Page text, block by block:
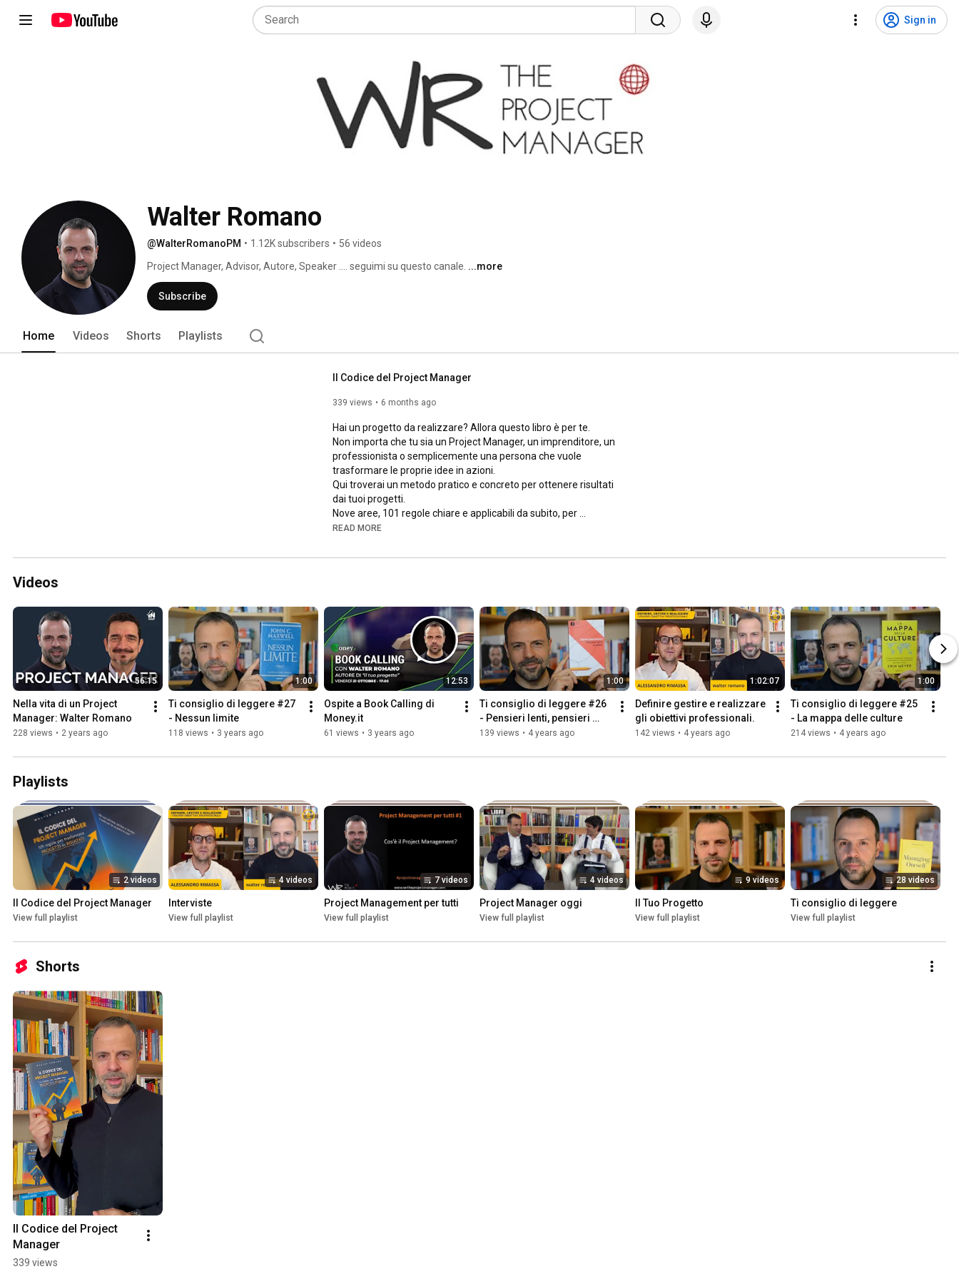
Sign in
Walter Romano
@WalterRomanoPM • 1.12K subscribers • 56 videos
Project Manager, Advisor, Autore, Speaker .... seguimi su questo canale. ...more
Subscribe
Home Videos Shorts Playlists
Il Codice del Project Manager
339 views 6 months ago
Hai un progetto da realizzare? Allora questo libro è per te.
Non importa che tu sia un Project Manager, un imprenditore, un
professionista o semplicemente una persona che vuole
trasformare le proprie idee in azioni.
Qui troverai un metodo pratico e concreto per ottenere risultati
dai tuoi progetti.
Nove aree, 101 regole chiare e applicabili da subito, per
organizzare il lavoro, creare relazioni e guidare le persone
Il codice del Project Manager non è un manuale tecnico, ma un
READ MORE
Videos
56:15
Nella vita di un Project
Manager: Walter Romano
228 views • 2 years ago
1:00
Ti consiglio di leggere #27
- Nessun limite
118 views • 3 years ago
12:53
Ospite a Book Calling di
Money.it
61 views • 3 years ago
1:00
Ti consiglio di leggere #26
- Pensieri lenti, pensieri
veloci
139 views • 4 years ago
1:02:07
Definire gestire e realizzare
gli obiettivi professionali.
142 views • 4 years ago
1:00
Ti consiglio di leggere #25
- La mappa delle culture
214 views • 4 years ago
Playlists
2 videos
Il Codice del Project Manager
View full playlist
4 videos
Interviste
View full playlist
7 videos
Project Management per tutti
View full playlist
4 videos
Project Manager oggi
View full playlist
9 videos
Il Tuo Progetto
View full playlist
28 videos
Ti consiglio di leggere
View full playlist
Shorts
Il Codice del Project
Manager
339 views